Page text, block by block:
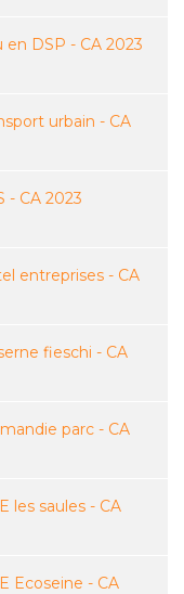
DSP - CA 2023
urbain - CA
- CA 2023
entreprises - CA
fieschi - CA
parc - CA
les saules - CA
Ecoseine - CA